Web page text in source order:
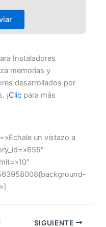
Instaladores
memorias y
desarrollados por
¡Clic para más
un vistazo a
SIGUIENTE